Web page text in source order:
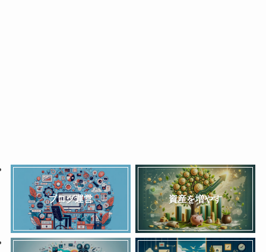
ブログ運営 資産を増やす